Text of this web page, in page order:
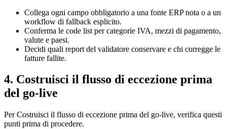
Collega ogni campo obbligatorio a una fonte ERP nota o a un
workflow di fallback esplicito.
Conferma le code list per categorie IVA, mezzi di pagamento,
valute e paesi.
Decidi quali report del validatore conservare e chi corregge le
fatture fallite.
4. Costruisci il flusso di eccezione prima
del go-live
Per Costruisci il flusso di eccezione prima del go-live, verifica questi
punti prima di procedere.